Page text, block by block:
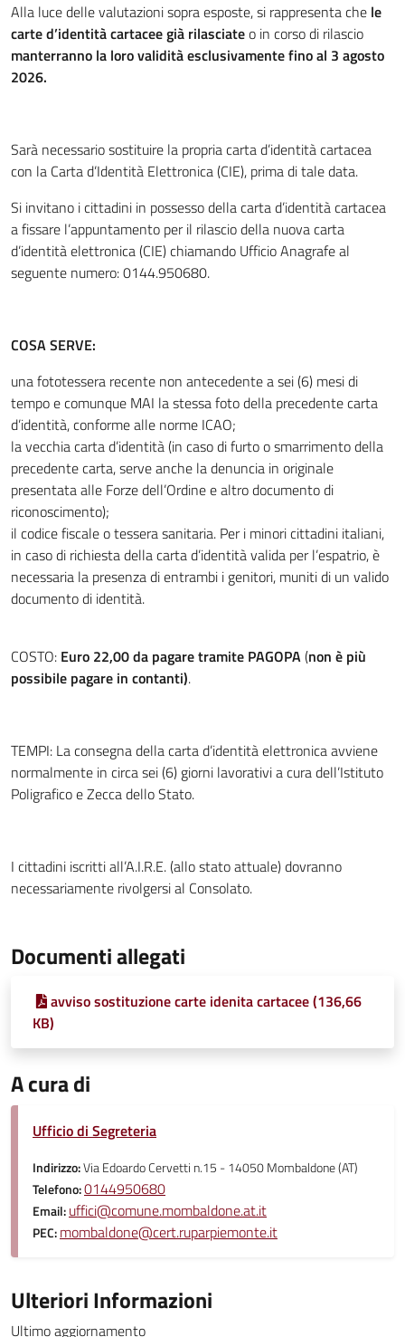
Alla luce delle valutazioni sopra esposte, si rappresenta che le
carte d’identità cartacee già rilasciateo in corso di rilascio
manterranno la loro validità esclusivamente fino al 3 agosto
2026.
Sarà necessario sostituire la propria carta d’identità cartacea
con la Carta d’Identità Elettronica (CIE), prima di tale data.
Si invitano i cittadini in possesso della carta d’identità cartacea
a fissare l’appuntamento per il rilascio della nuova carta
d’identità elettronica (CIE) chiamando Ufficio Anagrafe al
seguente numero: 0144.950680.
COSA SERVE:
una fototessera recente non antecedente a sei (6) mesi di
tempo e comunque MAI la stessa foto della precedente carta
d’identità, conforme alle norme ICAO;
la vecchia carta d’identità (in caso di furto o smarrimento della
precedente carta, serve anche la denuncia in originale
presentata alle Forze dell’Ordine e altro documento di
riconoscimento);
il codice fiscale o tessera sanitaria. Per i minori cittadini italiani,
in caso di richiesta della carta d’identità valida per l’espatrio, è
necessaria la presenza di entrambi i genitori, muniti di un valido
documento di identità.
COSTO: Euro 22,00 da pagare tramite PAGOPA(non è più
possibile pagare in contanti).
TEMPI: La consegna della carta d’identità elettronica avviene
normalmente in circa sei (6) giorni lavorativi a cura dell’Istituto
Poligrafico e Zecca dello Stato.
I cittadini iscritti all’A.I.R.E. (allo stato attuale) dovranno
necessariamente rivolgersi al Consolato.
Documenti allegati
avviso sostituzione carte idenita cartacee (136,66
KB)
A cura di
Ufficio di Segreteria
Indirizzo:Via Edoardo Cervetti n.15 - 14050 Mombaldone (AT)
Telefono:0144950680
Email:uffici@comune.mombaldone.at.it
PEC:mombaldone@cert.ruparpiemonte.it
Ulteriori Informazioni
Ultimo aggiornamento